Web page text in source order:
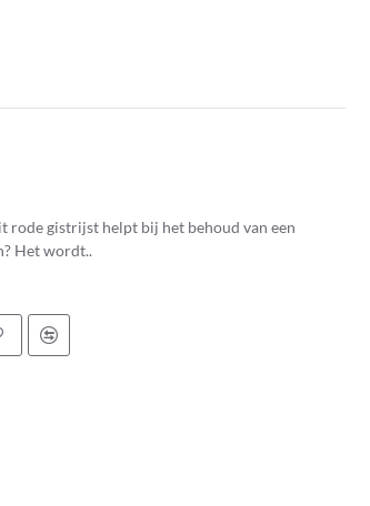
rode gistrijst helpt bij het behoud van een
normaal cholesterolgehalte in het bloed. Hoe neemt u Berbecol in? Het wordt..